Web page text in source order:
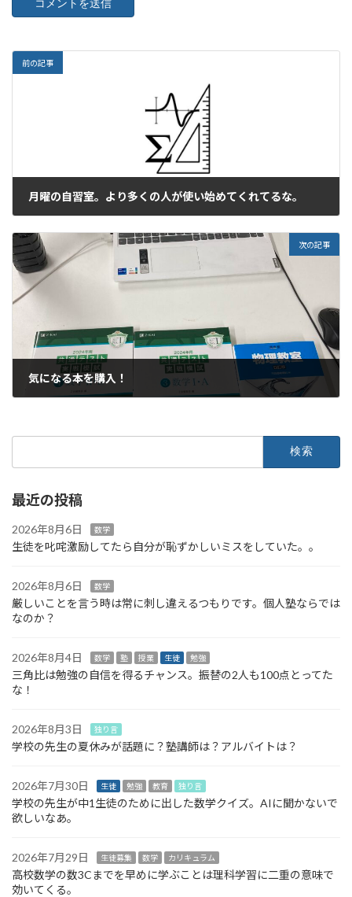
前の記事
月曜の自習室。より多くの人が使い始めてくれてるな。
次の記事
気になる本を購入！
最近の投稿
2026年8月6日 数学
生徒を叱咤激励してたら自分が恥ずかしいミスをしていた。。
2026年8月6日 数学
厳しいことを言う時は常に刺し違えるつもりです。個人塾ならでは
なのか？
2026年8月4日 数学 塾 授業 生徒 勉強
三角比は勉強の自信を得るチャンス。振替の2人も100点とってた
な！
2026年8月3日 独り言
学校の先生の夏休みが話題に？塾講師は？アルバイトは？
2026年7月30日 生徒 勉強 教育 独り言
学校の先生が中1生徒のために出した数学クイズ。AIに聞かないで
欲しいなあ。
2026年7月29日 生徒募集 数学 カリキュラム
高校数学の数3Cまでを早めに学ぶことは理科学習に二重の意味で
効いてくる。